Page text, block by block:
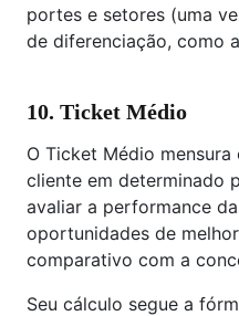
portes e setores (uma
de diferenciação, como
10. Ticket Médio
O Ticket Médio
cliente em determinado
avaliar a performance
oportunidades de
comparativo com a
Seu cálculo segue a